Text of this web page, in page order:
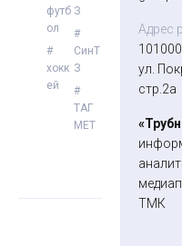
ст
с
ТМ
К:
футб
ол
#
хокк
ей
З
#
СинТ
З
#
ТАГ
МЕТ
Адрес
ул.
стр.2а
ТМК